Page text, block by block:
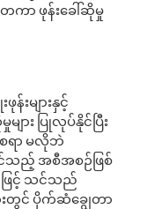
ာ ဖုန်းခေါ်ဆိုမှု
းများနှင့်
ျား ပြုလုပ်နိုင်ပြီး
ရာ မလိုဘဲ
သည့် အစီအစဉ်ဖြစ်
ဖြင့် သင်သည်
းတွင် ပိုက်ဆံချွေတာ